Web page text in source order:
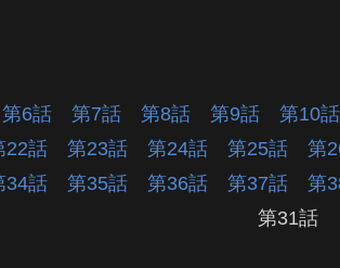
第6話 第7話 第8話 第9話 第10
22話 第23話 第24話 第25話 第
34話 第35話 第36話 第37話 第
第31話